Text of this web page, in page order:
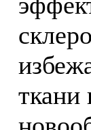
ткани